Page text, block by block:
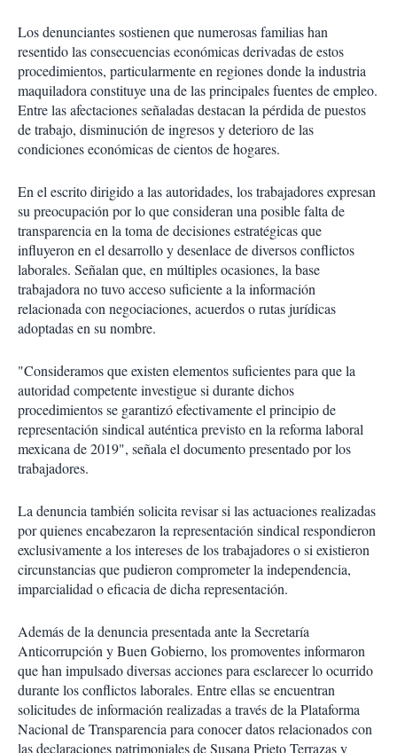
Los denunciantes sostienen que numerosas familias han
resentido las consecuencias económicas derivadas de estos
procedimientos, particularmente en regiones donde la industria
maquiladora constituye una de las principales fuentes de empleo.
Entre las afectaciones señaladas destacan la pérdida de puestos
de trabajo, disminución de ingresos y deterioro de las
condiciones económicas de cientos de hogares.
En el escrito dirigido a las autoridades, los trabajadores expresan
su preocupación por lo que consideran una posible falta de
transparencia en la toma de decisiones estratégicas que
influyeron en el desarrollo y desenlace de diversos conflictos
laborales. Señalan que, en múltiples ocasiones, la base
trabajadora no tuvo acceso suficiente a la información
relacionada con negociaciones, acuerdos o rutas jurídicas
adoptadas en su nombre.
"Consideramos que existen elementos suficientes para que la
autoridad competente investigue si durante dichos
procedimientos se garantizó efectivamente el principio de
representación sindical auténtica previsto en la reforma laboral
mexicana de 2019", señala el documento presentado por los
trabajadores.
La denuncia también solicita revisar si las actuaciones realizadas
por quienes encabezaron la representación sindical respondieron
exclusivamente a los intereses de los trabajadores o si existieron
circunstancias que pudieron comprometer la independencia,
imparcialidad o eficacia de dicha representación.
Además de la denuncia presentada ante la Secretaría
Anticorrupción y Buen Gobierno, los promoventes informaron
que han impulsado diversas acciones para esclarecer lo ocurrido
durante los conflictos laborales. Entre ellas se encuentran
solicitudes de información realizadas a través de la Plataforma
Nacional de Transparencia para conocer datos relacionados con
las declaraciones patrimoniales de Susana Prieto Terrazas y